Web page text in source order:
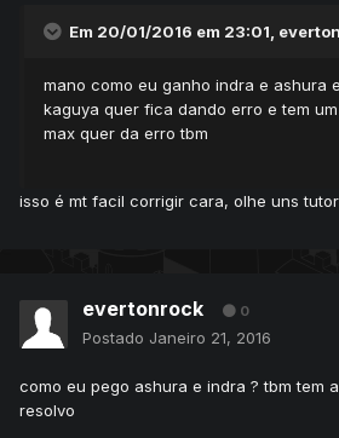
Em 20/01/2016 em 23:01,
mano como eu ganho indra e ashura
kaguya quer fica dando erro e tem
max quer da erro tbm
isso é mt facil corrigir cara, olhe uns
evertonrock 0
Postado Janeiro 21, 2016
como eu pego ashura e indra ? tbm tem
resolvo